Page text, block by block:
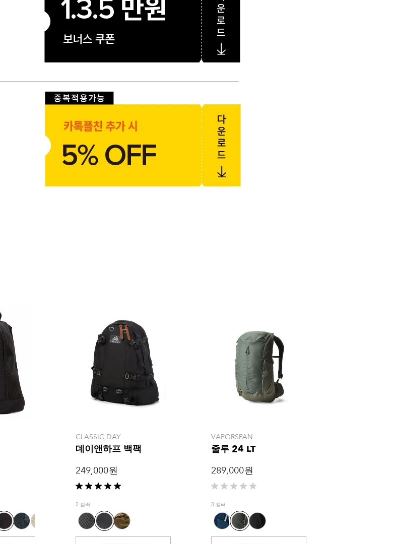
CLASSIC DAY
데이앤하프 백팩
249,000 원
별
5
개
중
5.0
개
3 컬러
VAPORSPAN
줄루 24 LT
289,000 원
별
5
개
중
0.0
개
3 컬러